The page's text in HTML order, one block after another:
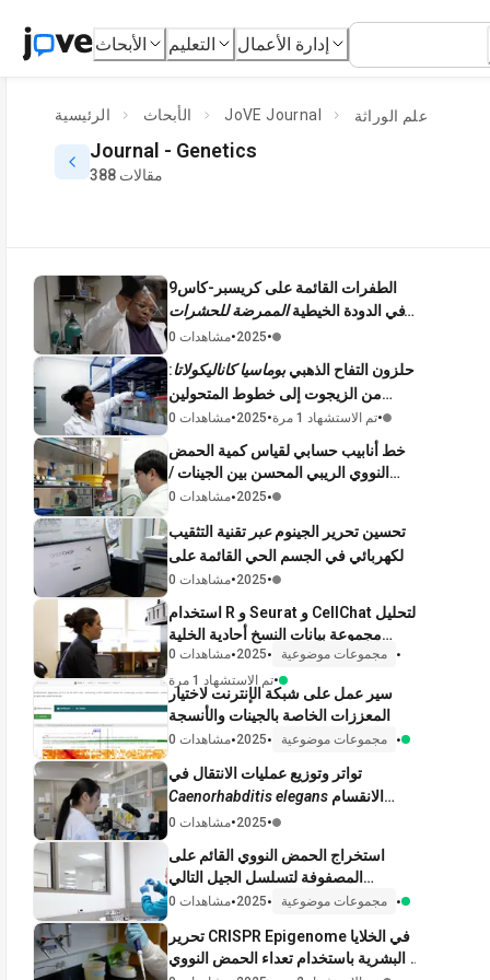
الأبحاث التعليم إدارة الأعمال
الرئيسية الأبحاث JoVE Journal علم الوراثة
Journal - Genetics
388 مقالات
الطفرات القائمة على كريسبر-كاس9
في الدودة الخيطيةالممرضة للحشرات
ستاينيرنيما خنثىوصيانة خطوط
الطفرات
0 مشاهدات•2025•
حلزون التفاح الذهبيبوماسيا كاناليكولاتا:
من الزيجوت إلى خطوط المتحولين
المستقرين
0 مشاهدات•2025• تم الاستشهاد 1 مرة•
خط أنابيب حسابي لقياس كمية الحمض
النووي الريبي المحسن بين الجينات /
داخل الجينات في الخلايا الجذعية الجنينية
0 مشاهدات•2025•
تحسين تحرير الجينومعبر تقنية التثقيب
الكهربائي في الجسم الحي القائمة على
توصيل الأحماض النووية فيالجسم
الحي
لتوليد الفئران بالضربة القاضية
0 مشاهدات•2025•
استخدام R و Seurat و CellChat لتحليل
مجموعة بيانات النسخ أحادية الخلية
لالتئام جروح جلد الفأر
0 مشاهدات•2025• مجموعات موضوعية •
تم الاستشهاد 1 مرة•
سير عمل على شبكة الإنترنت لاختيار
المعززات الخاصة بالجينات والأنسجة
0 مشاهدات•2025• مجموعات موضوعية
•
تواتر وتوزيع عمليات الانتقال في
Caenorhabditis elegans
الاختزالي عن طريق التنميط الجيني
المتسلسل في الوقت الحقيقي
0 مشاهدات•2025•
استخراج الحمض النووي القائم على
المصفوفة لتسلسل الجيل التالي
المستهدف على عينات البلغم الملوثة
0 مشاهدات•2025• مجموعات موضوعية •
تحرير CRISPR Epigenome في الخلايا
البشرية باستخدام تعداء الحمض النووي